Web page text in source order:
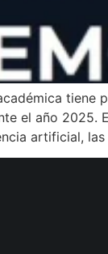
el año
artificial,